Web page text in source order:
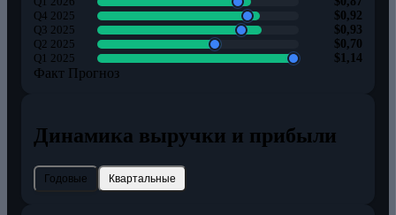
Q4 2025
$0,92
Q3 2025
$0,93
Q2 2025
$0,70
Q1 2025
$1,14
Факт Прогноз
Динамика выручки и прибыли
Годовые Квартальные